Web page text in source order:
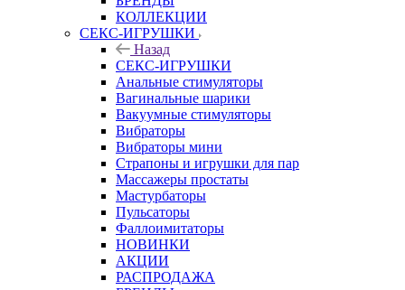
КОЛЛЕКЦИИ
СЕКС-ИГРУШКИ
Назад
СЕКС-ИГРУШКИ
Анальные стимуляторы
Вагинальные шарики
Вакуумные стимуляторы
Вибраторы
Вибраторы мини
Страпоны и игрушки для пар
Массажеры простаты
Мастурбаторы
Пульсаторы
Фаллоимитаторы
НОВИНКИ
АКЦИИ
РАСПРОДАЖА